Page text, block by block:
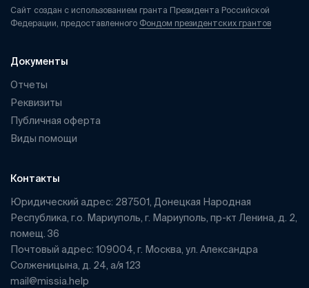
Сайт создан с использованием гранта Президента Российской
Федерации, предоставленного Фондом президентских грантов
Документы
Отчеты
Реквизиты
Публичная оферта
Виды помощи
Контакты
Юридический адрес: 287501, Донецкая Народная
Республика, г.о. Мариуполь, г. Мариуполь, пр-кт Ленина, д. 2,
помещ. 36
Почтовый адрес: 109004, г. Москва, ул. Александра
Солженицына, д. 24, а/я 123
mail@missia.help